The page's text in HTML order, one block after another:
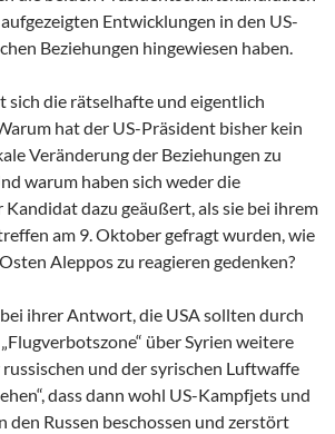
Entwicklungen in den US-
Beziehungen hingewiesen haben.
sich die rätselhafte und eigentlich
hat der US-Präsident bisher kein
Veränderung der Beziehungen zu
warum haben sich weder die
dazu geäußert, als sie bei ihrem
am 9. Oktober gefragt wurden, wie
Aleppos zu reagieren gedenken?
ihrer Antwort, die USA sollten durch
über Syrien weitere
und der syrischen Luftwaffe
dass dann wohl US-Kampfjets und
den Russen beschossen und zerstört